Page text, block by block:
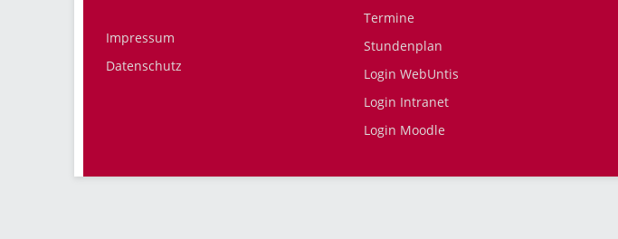
Impressum
Datenschutz
Termine
Stundenplan
Login WebUntis
Login Intranet
Login Moodle